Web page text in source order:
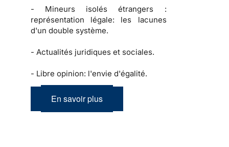
- Mineurs isolés étrangers :
représentation légale: les lacunes
d'un double système.
- Actualités juridiques et sociales.
- Libre opinion: l'envie d'égalité.
En savoir plus